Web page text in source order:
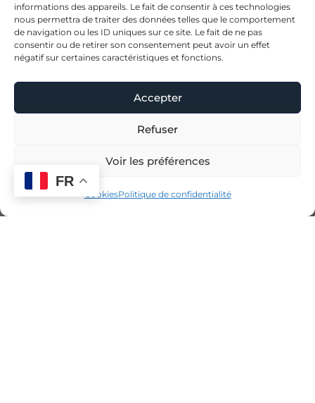
informations des appareils. Le fait de consentir à ces technologies
nous permettra de traiter des données telles que le comportement
de navigation ou les ID uniques sur ce site. Le fait de ne pas
consentir ou de retirer son consentement peut avoir un effet
négatif sur certaines caractéristiques et fonctions.
Accepter
Refuser
Voir les préférences
CookiesPolitique de confidentialité
FR